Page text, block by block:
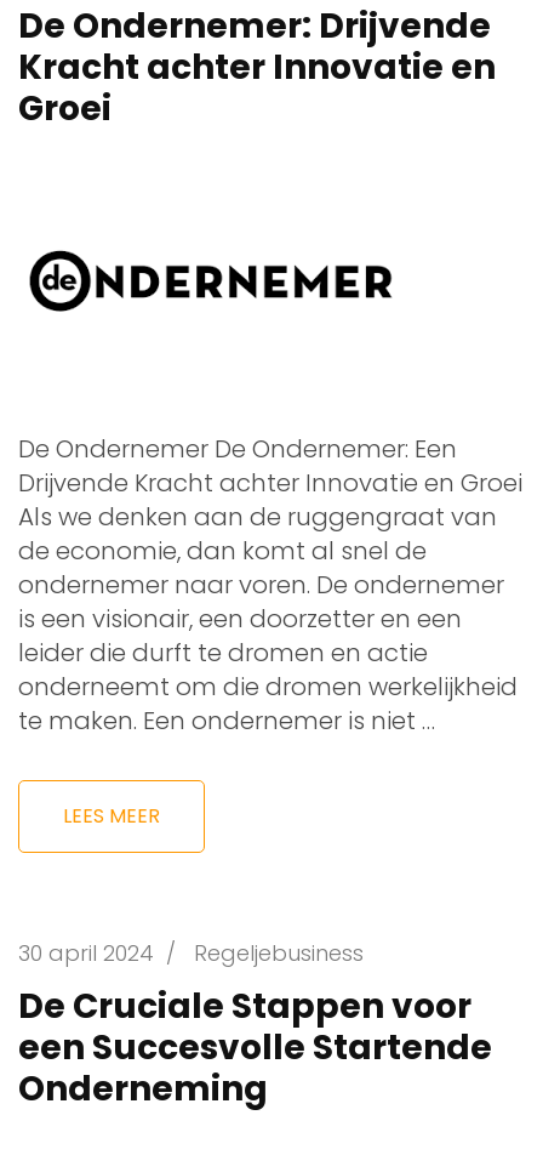
De Ondernemer: Drijvende
Kracht achter Innovatie en
Groei
De Ondernemer De Ondernemer: Een
Drijvende Kracht achter Innovatie en Groei
Als we denken aan de ruggengraat van
de economie, dan komt al snel de
ondernemer naar voren. De ondernemer
is een visionair, een doorzetter en een
leider die durft te dromen en actie
onderneemt om die dromen werkelijkheid
te maken. Een ondernemer is niet …
LEES MEER
30 april 2024 / Regeljebusiness
De Cruciale Stappen voor
een Succesvolle Startende
Onderneming